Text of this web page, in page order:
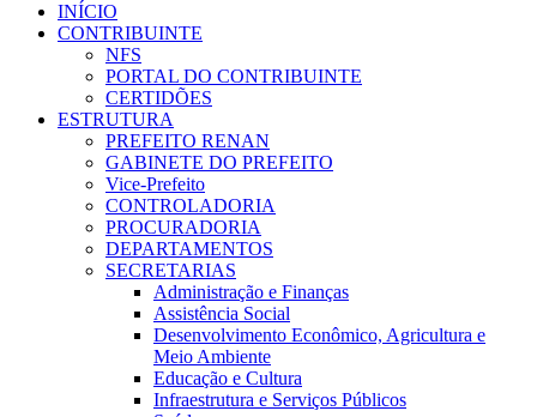
INÍCIO
CONTRIBUINTE
NFS
PORTAL DO CONTRIBUINTE
CERTIDÕES
ESTRUTURA
PREFEITO RENAN
GABINETE DO PREFEITO
Vice-Prefeito
CONTROLADORIA
PROCURADORIA
DEPARTAMENTOS
SECRETARIAS
Administração e Finanças
Assistência Social
Desenvolvimento Econômico, Agricultura e
Meio Ambiente
Educação e Cultura
Infraestrutura e Serviços Públicos